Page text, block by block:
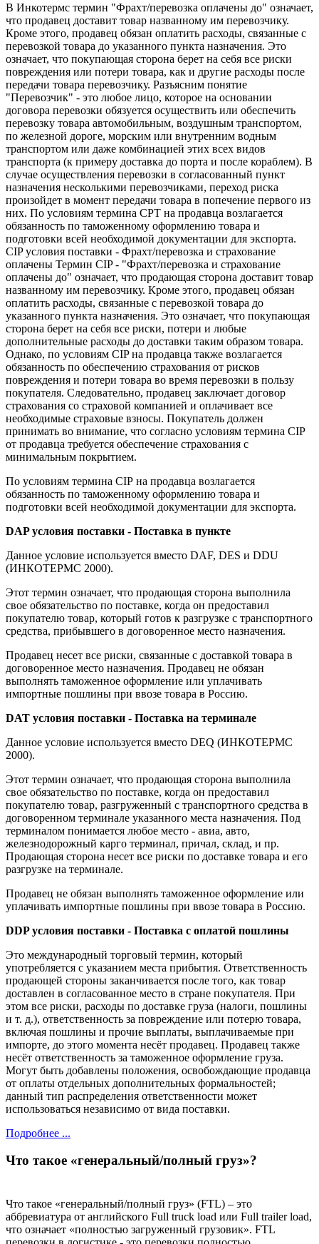
В Инкотермс термин "Фрахт/перевозка оплачены до" означает,
что продавец доставит товар названному им перевозчику.
Кроме этого, продавец обязан оплатить расходы, связанные с
перевозкой товара до указанного пункта назначения. Это
означает, что покупающая сторона берет на себя все риски
повреждения или потери товара, как и другие расходы после
передачи товара перевозчику. Разъясним понятие
"Перевозчик" - это любое лицо, которое на основании
договора перевозки обязуется осуществить или обеспечить
перевозку товара автомобильным, воздушным транспортом,
по железной дороге, морским или внутренним водным
транспортом или даже комбинацией этих всех видов
транспорта (к примеру доставка до порта и после кораблем). В
случае осуществления перевозки в согласованный пункт
назначения несколькими перевозчиками, переход риска
произойдет в момент передачи товара в попечение первого из
них. По условиям термина СРТ на продавца возлагается
обязанность по таможенному оформлению товара и
подготовки всей необходимой документации для экспорта.
CIP условия поставки - Фрахт/перевозка и страхование
оплачены Термин CIP - "Фрахт/перевозка и страхование
оплачены до" означает, что продающая сторона доставит товар
названному им перевозчику. Кроме этого, продавец обязан
оплатить расходы, связанные с перевозкой товара до
указанного пункта назначения. Это означает, что покупающая
сторона берет на себя все риски, потери и любые
дополнительные расходы до доставки таким образом товара.
Однако, по условиям CIP на продавца также возлагается
обязанность по обеспечению страхования от рисков
повреждения и потери товара во время перевозки в пользу
покупателя. Следовательно, продавец заключает договор
страхования со страховой компанией и оплачивает все
необходимые страховые взносы. Покупатель должен
принимать во внимание, что согласно условиям термина CIP
от продавца требуется обеспечение страхования с
минимальным покрытием.
По условиям термина СIР на продавца возлагается
обязанность по таможенному оформлению товара и
подготовки всей необходимой документации для экспорта.
DAP условия поставки - Поставка в пункте
Данное условие используется вместо DAF, DES и DDU
(ИНКОТЕРМС 2000).
Этот термин означает, что продающая сторона выполнила
свое обязательство по поставке, когда он предоставил
покупателю товар, который готов к разгрузке с транспортного
средства, прибывшего в договоренное место назначения.
Продавец несет все риски, связанные с доставкой товара в
договоренное место назначения. Продавец не обязан
выполнять таможенное оформление или уплачивать
импортные пошлины при ввозе товара в Россию.
DAT условия поставки - Поставка на терминале
Данное условие используется вместо DEQ (ИНКОТЕРМС
2000).
Этот термин означает, что продающая сторона выполнила
свое обязательство по поставке, когда он предоставил
покупателю товар, разгруженный с транспортного средства в
договоренном терминале указанного места назначения. Под
терминалом понимается любое место - авиа, авто,
железнодорожный карго терминал, причал, склад, и пр.
Продающая сторона несет все риски по доставке товара и его
разгрузке на терминале.
Продавец не обязан выполнять таможенное оформление или
уплачивать импортные пошлины при ввозе товара в Россию.
DDP условия поставки - Поставка с оплатой пошлины
Это международный торговый термин, который
употребляется с указанием места прибытия. Ответственность
продающей стороны заканчивается после того, как товар
доставлен в согласованное место в стране покупателя. При
этом все риски, расходы по доставке груза (налоги, пошлины
и т. д.), ответственность за повреждение или потерю товара,
включая пошлины и прочие выплаты, выплачиваемые при
импорте, до этого момента несёт продавец. Продавец также
несёт ответственность за таможенное оформление груза.
Могут быть добавлены положения, освобождающие продавца
от оплаты отдельных дополнительных формальностей;
данный тип распределения ответственности может
использоваться независимо от вида поставки.
Подробнее ...
Что такое «генеральный/полный груз»?
Что такое «генеральный/полный груз» (FTL) – это
аббревиатура от английского Full truck load или Full trailer load,
что означает «полностью загруженный грузовик». FTL